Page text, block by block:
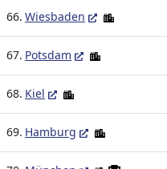
66. Wiesbaden
67. Potsdam
68. Kiel
69. Hamburg